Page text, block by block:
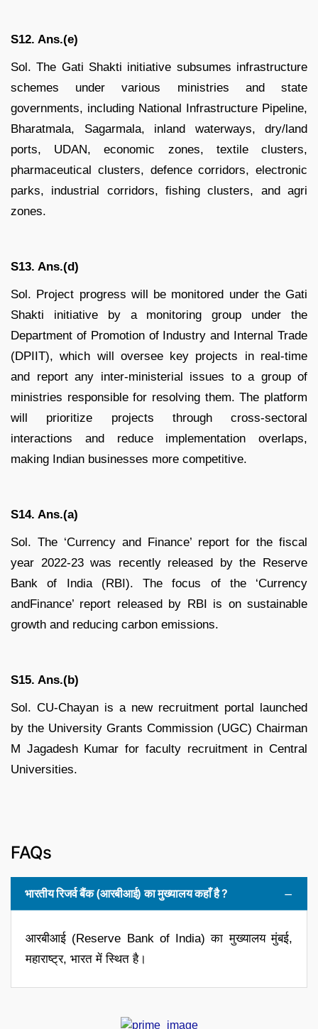
S12. Ans.(e)
Sol. The Gati Shakti initiative subsumes infrastructure
schemes under various ministries and state
governments, including National Infrastructure Pipeline,
Bharatmala, Sagarmala, inland waterways, dry/land
ports, UDAN, economic zones, textile clusters,
pharmaceutical clusters, defence corridors, electronic
parks, industrial corridors, fishing clusters, and agri
zones.
S13. Ans.(d)
Sol. Project progress will be monitored under the Gati
Shakti initiative by a monitoring group under the
Department of Promotion of Industry and Internal Trade
(DPIIT), which will oversee key projects in real-time
and report any inter-ministerial issues to a group of
ministries responsible for resolving them. The platform
will prioritize projects through cross-sectoral
interactions and reduce implementation overlaps,
making Indian businesses more competitive.
S14. Ans.(a)
Sol. The ‘Currency and Finance’ report for the fiscal
year 2022-23 was recently released by the Reserve
Bank of India (RBI). The focus of the ‘Currency
andFinance’ report released by RBI is on sustainable
growth and reducing carbon emissions.
S15. Ans.(b)
Sol. CU-Chayan is a new recruitment portal launched
by the University Grants Commission (UGC) Chairman
M Jagadesh Kumar for faculty recruitment in Central
Universities.
FAQs
भारतीय रिजर्व बैंक (आरबीआई) का मुख्यालय कहाँ है ?
आरबीआई (Reserve Bank of India) का मुख्यालय मुंबई,
महाराष्ट्र, भारत में स्थित है।